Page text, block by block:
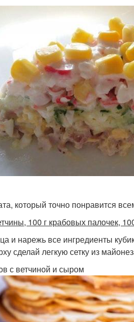
который точно понравится
100 г крабовых палочек,
и нарежь все ингредиенты
сделай легкую сетку из
с ветчиной и сыром